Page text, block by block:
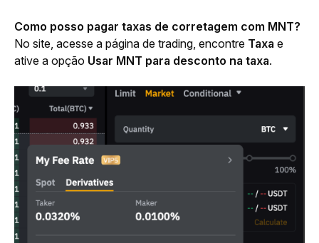
Como posso pagar taxas de corretagem com MNT?
No site, acesse a página de trading, encontre Taxa e
ative a opção Usar MNT para desconto na taxa.